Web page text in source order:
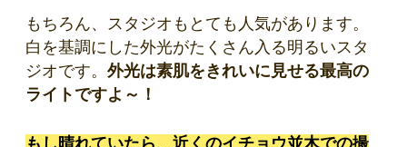
もちろん、スタジオもとても人気があります。
白を基調にした外光がたくさん入る明るいスタ
ジオです。 外光は素肌をきれいに見せる最高の
ライトですよ～！
もし晴れていたら、近くのイチョウ並木での撮